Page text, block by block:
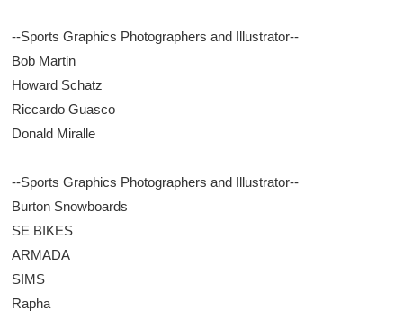
--Sports Graphics Photographers and Illustrator--
Bob Martin
Howard Schatz
Riccardo Guasco
Donald Miralle
--Sports Graphics Photographers and Illustrator--
Burton Snowboards
SE BIKES
ARMADA
SIMS
Rapha